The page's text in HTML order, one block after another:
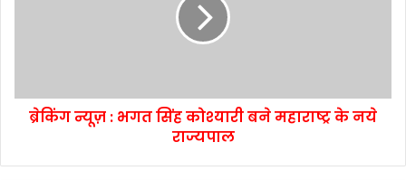
ब्रेकिंग न्यूज़ : भगत सिंह कोश्यारी बने महाराष्ट्र के नये
राज्यपाल